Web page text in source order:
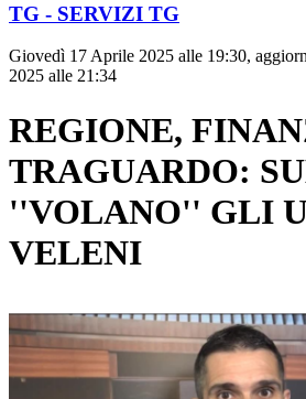
TG - SERVIZI TG
Giovedì 17 Aprile 2025 alle 19:30,
2025 alle 21:34
REGIONE,
TRAGUARDO:
''VOLANO'' GLI
VELENI